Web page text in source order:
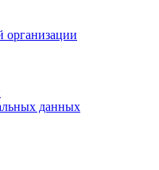
организации
данных